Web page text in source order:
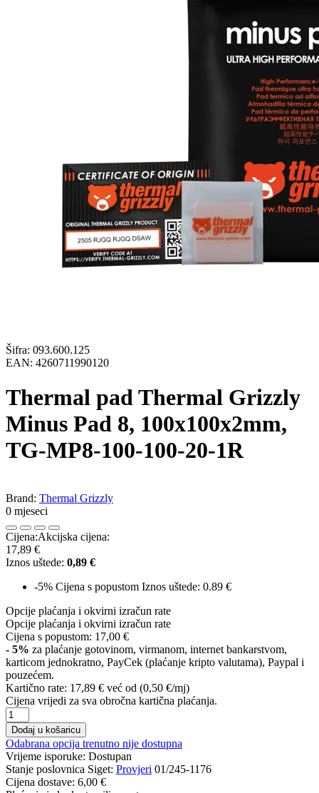
Šifra: 093.600.125
EAN: 4260711990120
Thermal pad Thermal Grizzly
Minus Pad 8, 100x100x2mm,
TG-MP8-100-100-20-1R
Brand: Thermal Grizzly
0 mjeseci
Cijena:Akcijska cijena:
17,89 €
Iznos uštede: 0,89 €
-5% Cijena s popustom Iznos uštede: 0.89 €
Opcije plaćanja i okvirni izračun rate
Opcije plaćanja i okvirni izračun rate
Cijena s popustom: 17,00 €
- 5% za plaćanje gotovinom, virmanom, internet bankarstvom,
karticom jednokratno, PayCek (plaćanje kripto valutama), Paypal i
pouzećem.
Kartično rate: 17,89 € već od (0,50 €/mj)
Cijena vrijedi za sva obročna kartična plaćanja.
Dodaj u košaricu
Odabrana opcija trenutno nije dostupna
Vrijeme isporuke: Dostupan
Stanje poslovnica Siget: Provjeri 01/245-1176
Cijena dostave: 6,00 €